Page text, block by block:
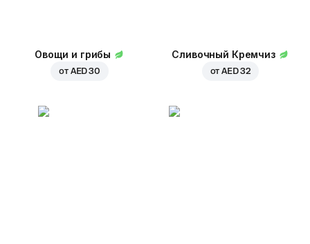
Овощи и грибы
от AED 30
Сливочный Кремчиз
отAED 32